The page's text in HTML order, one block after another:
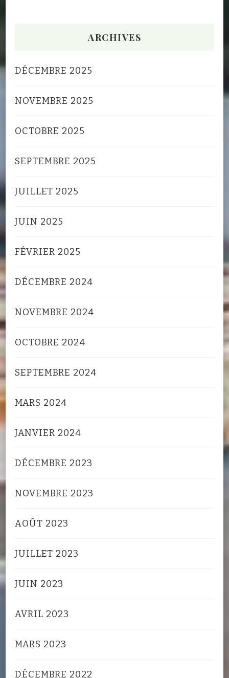
ARCHIVES
DÉCEMBRE 2025
NOVEMBRE 2025
OCTOBRE 2025
SEPTEMBRE 2025
JUILLET 2025
JUIN 2025
FÉVRIER 2025
DÉCEMBRE 2024
NOVEMBRE 2024
OCTOBRE 2024
SEPTEMBRE 2024
MARS 2024
JANVIER 2024
DÉCEMBRE 2023
NOVEMBRE 2023
AOÛT 2023
JUILLET 2023
JUIN 2023
AVRIL 2023
MARS 2023
DÉCEMBRE 2022